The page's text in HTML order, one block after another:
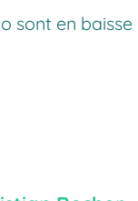
sont en baisse